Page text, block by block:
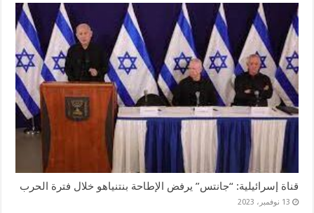
قناة إسرائيلية: “جانتس” يرفض الإطاحة بنتنياهو خلال فترة الحرب
13 نوفمبر، 2023